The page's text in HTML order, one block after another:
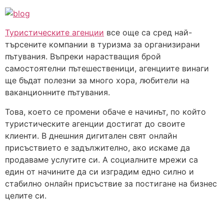
Туристическите агенции все още са сред най-
търсените компании в туризма за организирани
пътувания. Въпреки нарастващия брой
самостоятелни пътешественици, агенциите винаги
ще бъдат полезни за много хора, любители на
ваканционните пътувания.
Това, което се промени обаче е начинът, по който
туристическите агенции достигат до своите
клиенти. В днешния дигитален свят онлайн
присъствието е задължително, ако искаме да
продаваме услугите си. А социалните мрежи са
един от начините да си изградим едно силно и
стабилно онлайн присъствие за постигане на бизнес
целите си.